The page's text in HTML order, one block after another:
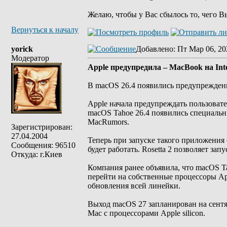
Желаю, чтобы у Вас сбылось то, чего
Вернуться к началу
yorick
Модератор
Зарегистрирован:
27.04.2004
Сообщения: 96510
Откуда: г.Киев
Добавлено: Пт Мар 06,
Apple предупредила – MacBook на
В macOS 26.4 появились
Apple начала предупреждать
macOS Tahoe 26.4 появились
MacRumors.
Теперь при запуске такого
будет работать. Rosetta 2 позволяет
Компания ранее объявила, что macOS
перейти на собственные процессоры
обновления всей линейки.
Выход macOS 27 запланирован на
Mac с процессорами Apple silicon.